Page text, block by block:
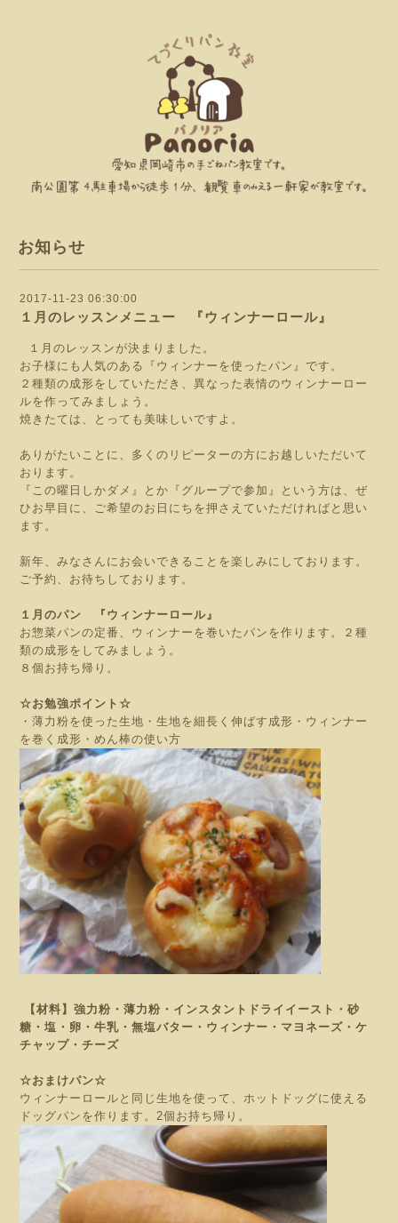
お知らせ
2017-11-23 06:30:00
１月のレッスンメニュー 『ウィンナーロール』
１月のレッスンが決まりました。
お子様にも人気のある『ウィンナーを使ったパン』です。
２種類の成形をしていただき、異なった表情のウィンナーロー
ルを作ってみましょう。
焼きたては、とっても美味しいですよ。
ありがたいことに、多くのリピーターの方にお越しいただいて
おります。
『この曜日しかダメ』とか『グループで参加』という方は、ぜ
ひお早目に、ご希望のお日にちを押さえていただければと思い
ます。
新年、みなさんにお会いできることを楽しみにしております。
ご予約、お待ちしております。
１月のパン 『ウィンナーロール』
お惣菜パンの定番、ウィンナーを巻いたパンを作ります。２種
類の成形をしてみましょう。
８個お持ち帰り。
☆お勉強ポイント☆
・薄力粉を使った生地・生地を細長く伸ばす成形・ウィンナー
を巻く成形・めん棒の使い方
【材料】強力粉・薄力粉・インスタントドライイースト・砂
糖・塩・卵・牛乳・無塩バター・ウィンナー・マヨネーズ・ケ
チャップ・チーズ
☆おまけパン☆
ウィンナーロールと同じ生地を使って、ホットドッグに使える
ドッグパンを作ります。2個お持ち帰り。